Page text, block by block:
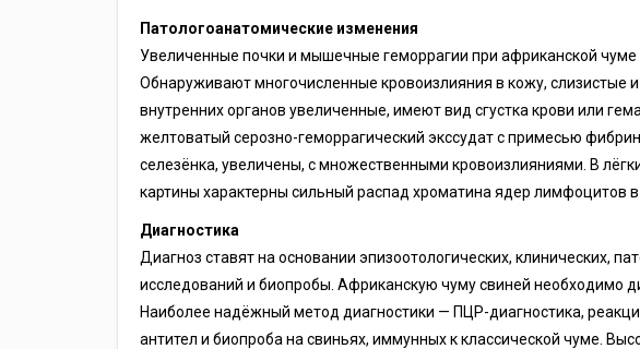
Патологоанатомические изменения
Увеличенные почки и мышечные геморрагии при африканской чуме
Обнаруживают многочисленные кровоизлияния в кожу, слизистые
внутренних органов увеличенные, имеют вид сгустка крови или
желтоватый серозно-геморрагический экссудат с примесью
селезёнка, увеличены, с множественными кровоизлияниями. В
картины характерны сильный распад хроматина ядер лимфоцитов в
Диагностика
Диагноз ставят на основании эпизоотологических, клинических,
исследований и биопробы. Африканскую чуму свиней необходимо
Наиболее надёжный метод диагностики — ПЦР-диагностика,
антител и биопроба на свиньях, иммунных к классической чуме.